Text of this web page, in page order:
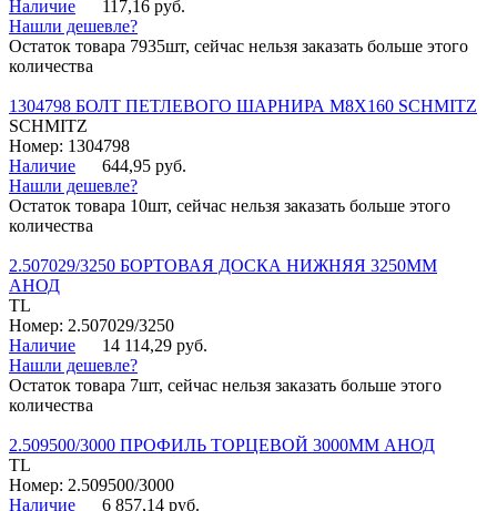
Наличие
117,16 руб.
Нашли дешевле?
Остаток товара 7935шт, сейчас нельзя заказать больше этого
количества
1304798 БОЛТ ПЕТЛЕВОГО ШАРНИРА М8Х160 SCHMITZ
SCHMITZ
Номер: 1304798
Наличие
644,95 руб.
Нашли дешевле?
Остаток товара 10шт, сейчас нельзя заказать больше этого
количества
2.507029/3250 БОРТОВАЯ ДОСКА НИЖНЯЯ 3250ММ
АНОД
TL
Номер: 2.507029/3250
Наличие
14 114,29 руб.
Нашли дешевле?
Остаток товара 7шт, сейчас нельзя заказать больше этого
количества
2.509500/3000 ПРОФИЛЬ ТОРЦЕВОЙ 3000ММ АНОД
TL
Номер: 2.509500/3000
Наличие
6 857,14 руб.